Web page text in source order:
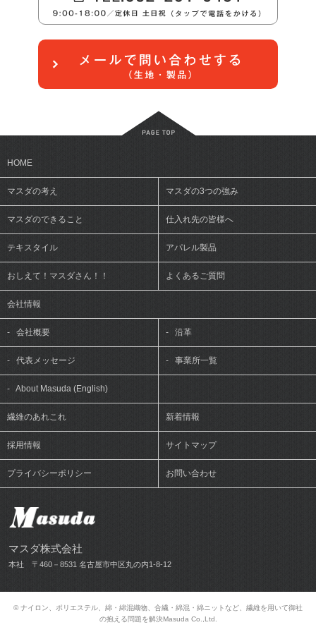
HOME
マスダの考え マスダの3つの強み
マスダのできること 仕入れ先の皆様へ
テキスタイル アパレル製品
おしえて！マスダさん！！ よくあるご質問
会社情報
- 会社概要 - 沿革
- 代表メッセージ - 事業所一覧
- About Masuda (English)
繊維のあれこれ 新着情報
採用情報 サイトマップ
プライバシーポリシー お問い合わせ
マスダ株式会社
本社 〒460－8531 名古屋市中区丸の内1-8-12
© ナイロン、ポリエステル、綿・綿混織物、合繊・綿混・綿ニットなど、繊維を用いて御社
の抱える問題を解決Masuda Co.,Ltd.